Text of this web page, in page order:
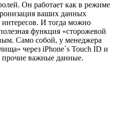
Он работает как в режиме
ваших данных
И тогда можно
функция «сторожевой
Само собой, у менеджера
через iPhone`s Touch ID и
прочие важные данные.